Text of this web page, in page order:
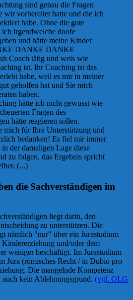
sind genau die Fragen
wir vorbereitet hatte und die ich
habe. Ohne die gute
ich irgendwelche doofe
und hätte meine Kinder
DANKE DANKE
Coach tätig und weis wie
ist. Ihr Coaching ist das
habe, weil es mir in meiner
geholfen hat und Sie mich
haben.
hätte ich nicht gewusst wie
Fragen des
hätte reagieren sollen.
mich für Ihre Unterstützung und
bedanken! Es fiel mir immer
der damaligen Lage diese
zu folgen, das Ergebnis spricht
(...)
die Sachverständigen im
liegt darin, den
zu unterstützen. Die
nämlich "nur" über ein Jurastudium
und/oder dem
weniger beschäftigt. Im Jurastudium
Jura (römisches Recht / in Dubio pro
Die mangelnde Kompetenz
auch kein Ablehnungsgrund. (vgl. OLG